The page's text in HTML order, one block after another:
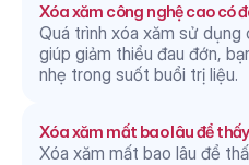
Xóa xăm công nghệ cao có
Quá trình xóa xăm sử dụng
giúp giảm thiểu đau đớn,
nhẹ trong suốt buổi trị liệu.
Xóa xăm mất bao lâu để
Xóa xăm mất bao lâu để